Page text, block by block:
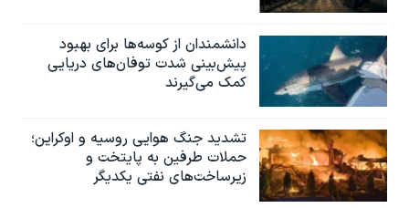
دانشمندان از کوسه‌ها برای بهبود
پیش‌بینی شدت توفان‌های دریایی
کمک می‌گیرند
تشدید جنگ هوایی روسیه و اوکراین؛
حملات طرفین به پایتخت‌ و
زیرساخت‌های نفتی یکدیگر